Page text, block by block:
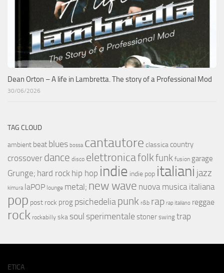
Dean Orton – A life in Lambretta. The story of a Professional Mod
30/06/2026
TAG CLOUD
ambient beat blues bossa cantautore classica country
crossover dance disco elettronicafolkfunk fusion garage
Grunge; hard rock hip hop indie indie pop italiani jazz
kimura laPOP lounge metal; new wave nuova musica italiana
pop post rock prog psichedeliapunk r&b rap rap italiano reggae
rock rockabilly ska soul sperimentale stoner swing trap
ETICA